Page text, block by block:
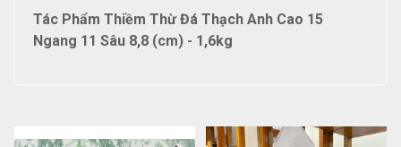
Tác Phẩm Thiềm Thừ Đá Thạch Anh Cao 15
Ngang 11 Sâu 8,8 (cm) - 1,6kg